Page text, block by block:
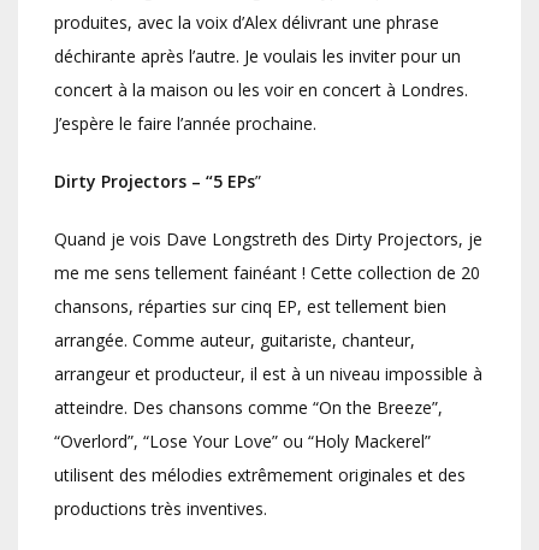
produites, avec la voix d’Alex délivrant une phrase
déchirante après l’autre. Je voulais les inviter pour un
concert à la maison ou les voir en concert à Londres.
J’espère le faire l’année prochaine.
Dirty Projectors – “5 EPs”
Quand je vois Dave Longstreth des Dirty Projectors, je
me me sens tellement fainéant ! Cette collection de 20
chansons, réparties sur cinq EP, est tellement bien
arrangée. Comme auteur, guitariste, chanteur,
arrangeur et producteur, il est à un niveau impossible à
atteindre. Des chansons comme “On the Breeze”,
“Overlord”, “Lose Your Love” ou “Holy Mackerel”
utilisent des mélodies extrêmement originales et des
productions très inventives.